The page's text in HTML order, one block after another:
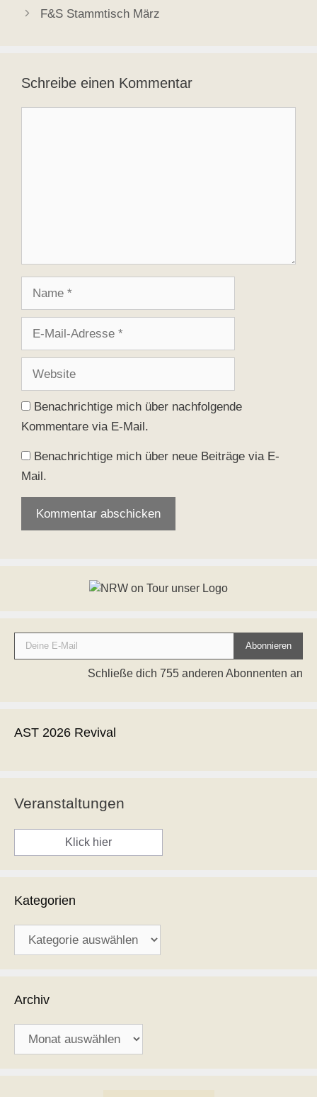
F&S Stammtisch März
Schreibe einen Kommentar
Adresse
Benachrichtige mich über nachfolgende
Kommentare via E-Mail.
Benachrichtige mich über neue Beiträge via E-
Mail.
Deine E-Mail
Abonnieren
Schließe dich 755 anderen Abonnenten an
AST 2026 Revival
Veranstaltungen
Klick hier
Kategorien
Archiv